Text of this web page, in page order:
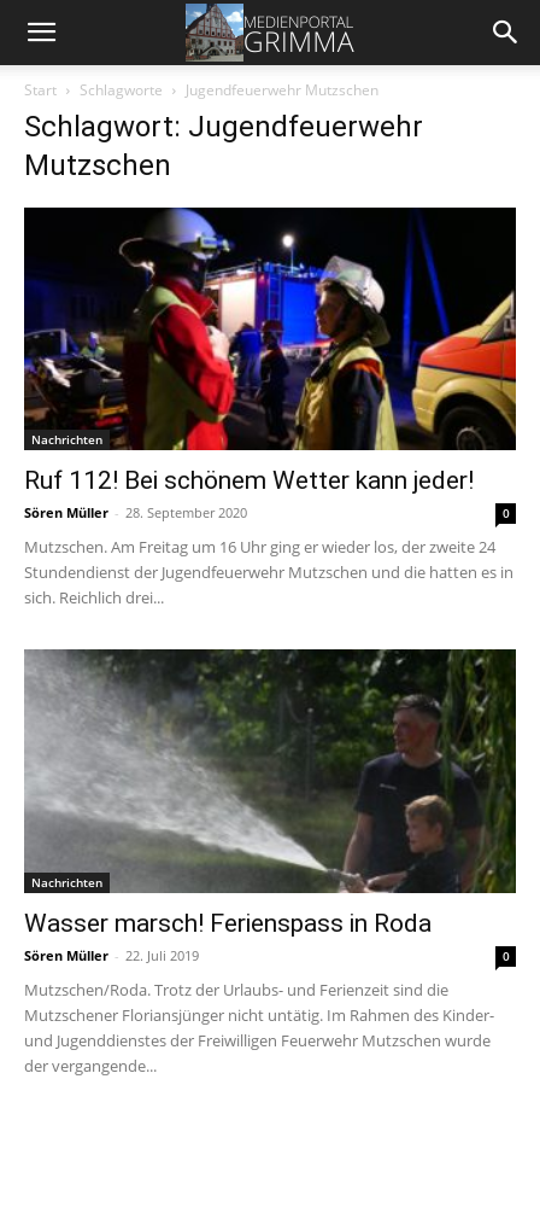
Start Schlagworte Jugendfeuerwehr Mutzschen
Schlagwort: Jugendfeuerwehr
Mutzschen
Nachrichten
Ruf 112! Bei schönem Wetter kann jeder!
Sören Müller - 28. September 2020 0
Mutzschen. Am Freitag um 16 Uhr ging er wieder los, der zweite 24
Stundendienst der Jugendfeuerwehr Mutzschen und die hatten es in
sich. Reichlich drei...
Nachrichten
Wasser marsch! Ferienspass in Roda
Sören Müller - 22. Juli 2019 0
Mutzschen/Roda. Trotz der Urlaubs- und Ferienzeit sind die
Mutzschener Floriansjünger nicht untätig. Im Rahmen des Kinder-
und Jugenddienstes der Freiwilligen Feuerwehr Mutzschen wurde
der vergangende...